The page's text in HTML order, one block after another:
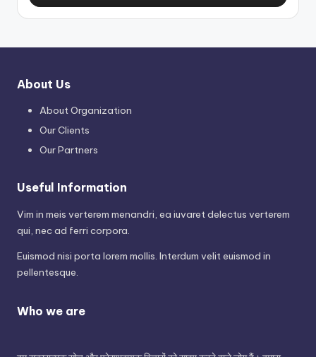
About Us
About Organization
Our Clients
Our Partners
Useful Information
Vim in meis verterem menandri, ea iuvaret delectus verterem
qui, nec ad ferri corpora.
Euismod nisi porta lorem mollis. Interdum velit euismod in
pellentesque.
Who we are